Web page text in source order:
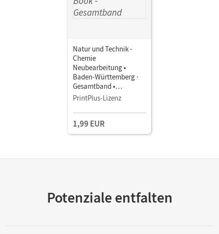
Natur und Technik -
Chemie
Neubearbeitung •
Baden-Württemberg ·
Gesamtband •
Schulbuch als E-Book
PrintPlus-Lizenz
1,99 EUR
Potenziale entfalten